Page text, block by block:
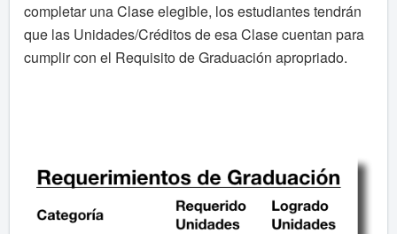
completar una Clase elegible, los estudiantes tendrán
que las Unidades/Créditos de esa Clase cuentan para
cumplir con el Requisito de Graduación apropriado.